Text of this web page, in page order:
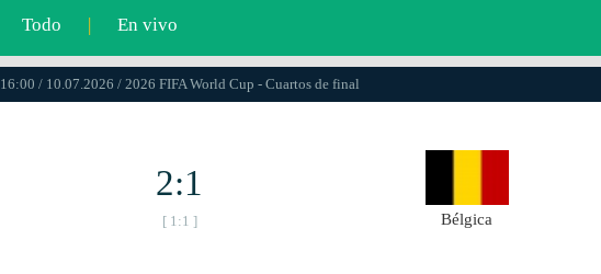
Todo | En vivo
16:00 / 10.07.2026 / 2026 FIFA World Cup - Cuartos de final
2:1
[ 1:1 ] Bélgica